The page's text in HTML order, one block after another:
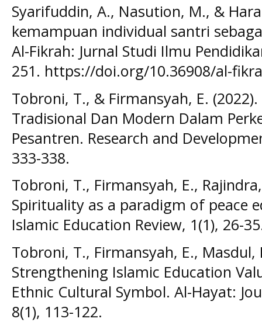
Syarifuddin, A., Nasution, M., &
kemampuan individual santri
Al-Fikrah: Jurnal Studi Ilmu
251. https://doi.org/10.36908/al-
Tobroni, T., & Firmansyah, E.
Tradisional Dan Modern Dalam
Pesantren. Research and
333-338.
Tobroni, T., Firmansyah, E.,
Spirituality as a paradigm of peace
Islamic Education Review, 1(1), 26-
Tobroni, T., Firmansyah, E., Masdul,
Strengthening Islamic Education
Ethnic Cultural Symbol. Al-Hayat:
8(1), 113-122.